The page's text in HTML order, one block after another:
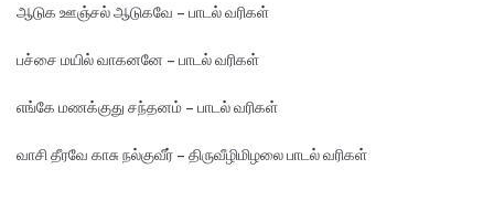
ஆடுக ஊஞ்சல் ஆடுகவே – பாடல் வரிகள்
பச்சை மயில் வாகனனே – பாடல் வரிகள்
எங்கே மண‌க்குது சந்தனம் – பாடல் வரிகள்
வாசி தீரவே காசு நல்குவீர் – திருவீழிமிழலை பாடல் வரிகள்